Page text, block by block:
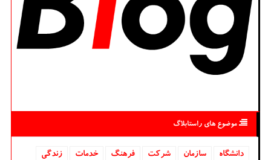
موضوع های راستابلاگ
دانشگاه‌ سازمان شركت فرهنگ خدمات
زندگی